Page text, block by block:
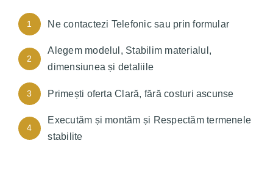
1 Ne contactezi Telefonic sau prin formular
2
Alegem modelul, Stabilim materialul,
dimensiunea și detaliile
3 Primești oferta Clară, fără costuri ascunse
4
Executăm și montăm și Respectăm termenele
stabilite